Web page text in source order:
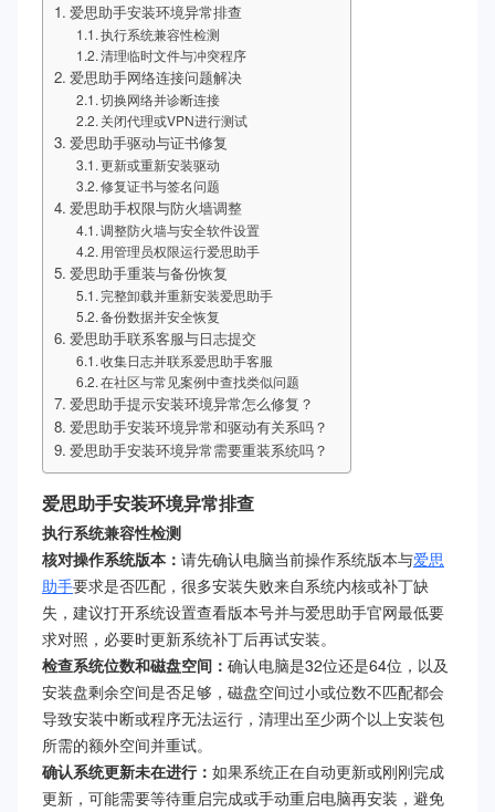
爱思助手安装环境异常排查
执行系统兼容性检测
清理临时文件与冲突程序
爱思助手网络连接问题解决
切换网络并诊断连接
关闭代理或VPN进行测试
爱思助手驱动与证书修复
更新或重新安装驱动
修复证书与签名问题
爱思助手权限与防火墙调整
调整防火墙与安全软件设置
用管理员权限运行爱思助手
爱思助手重装与备份恢复
完整卸载并重新安装爱思助手
备份数据并安全恢复
爱思助手联系客服与日志提交
收集日志并联系爱思助手客服
在社区与常见案例中查找类似问题
爱思助手提示安装环境异常怎么修复？
爱思助手安装环境异常和驱动有关系吗？
爱思助手安装环境异常需要重装系统吗？
爱思助手安装环境异常排查
执行系统兼容性检测
核对操作系统版本： 请先确认电脑当前操作系统版本与爱思
助手要求是否匹配，很多安装失败来自系统内核或补丁缺
失，建议打开系统设置查看版本号并与爱思助手官网最低要
求对照，必要时更新系统补丁后再试安装。
检查系统位数和磁盘空间： 确认电脑是32位还是64位，以及
安装盘剩余空间是否足够，磁盘空间过小或位数不匹配都会
导致安装中断或程序无法运行，清理出至少两个以上安装包
所需的额外空间并重试。
确认系统更新未在进行： 如果系统正在自动更新或刚刚完成
更新，可能需要等待重启完成或手动重启电脑再安装，避免